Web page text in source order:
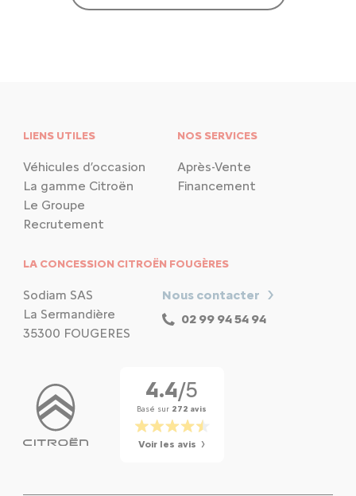
LIENS UTILES
Véhicules d’occasion
La gamme Citroën
Le Groupe
Recrutement
NOS SERVICES
Après-Vente
Financement
LA CONCESSION CITROËN FOUGÈRES
Sodiam SAS
La Sermandière
35300 FOUGERES
Nous contacter
02 99 94 54 94
4.4/5
Basé sur 272 avis
Voir les avis